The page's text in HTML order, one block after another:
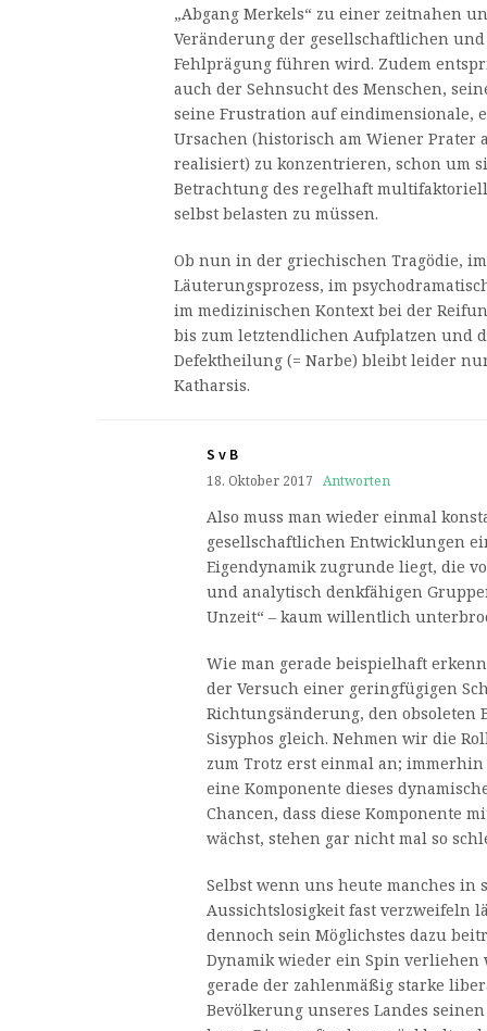
„Abgang Merkels“ zu einer zeitnahen
Veränderung der gesellschaftlichen
Fehlprägung führen wird. Zudem
auch der Sehnsucht des Menschen,
seine Frustration auf eindimensionale,
Ursachen (historisch am Wiener Prater
realisiert) zu konzentrieren, schon um
Betrachtung des regelhaft
selbst belasten zu müssen.
Ob nun in der griechischen Tragödie,
Läuterungsprozess, im
im medizinischen Kontext bei der
bis zum letztendlichen Aufplatzen und
Defektheilung (= Narbe) bleibt leider
Katharsis.
S v B
18. Oktober 2017 Antworten
Also muss man wieder einmal
gesellschaftlichen Entwicklungen
Eigendynamik zugrunde liegt, die
und analytisch denkfähigen
Unzeit“ – kaum willentlich
Wie man gerade beispielhaft
der Versuch einer geringfügigen
Richtungsänderung, den obsoleten
Sisyphos gleich. Nehmen wir die
zum Trotz erst einmal an;
eine Komponente dieses
Chancen, dass diese Komponente
wächst, stehen gar nicht mal so
Selbst wenn uns heute manches
Aussichtslosigkeit fast verzweifeln
dennoch sein Möglichstes dazu
Dynamik wieder ein Spin
gerade der zahlenmäßig starke
Bevölkerung unseres Landes